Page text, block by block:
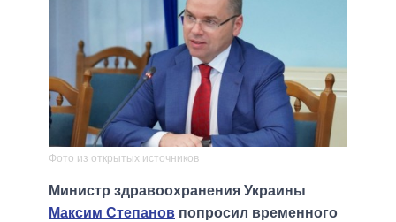
Фото из открытых источников
Министр здравоохранения Украины
Максим Степанов попросил временного